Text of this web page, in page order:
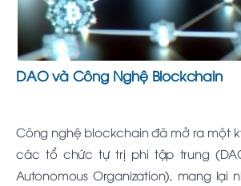
DAO và Công Nghệ Blockchain
Công nghệ blockchain đã mở ra một
các tổ chức tự trị phi tập trung
Autonomous Organization), mang lại